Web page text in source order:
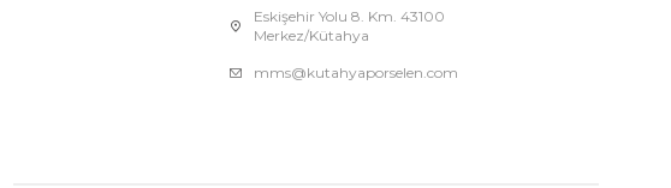
Eskişehir Yolu 8. Km. 43100
Merkez/Kütahya
mms@kutahyaporselen.com